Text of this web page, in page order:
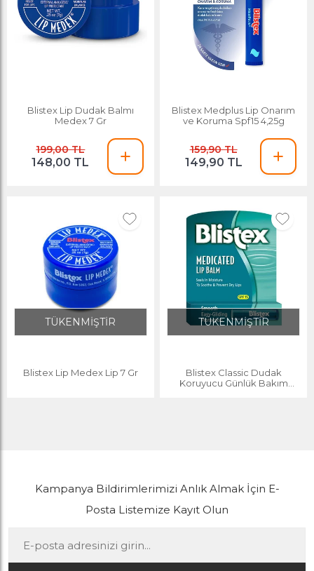
Blistex Lip Dudak Balmı
Medex 7 Gr
199,00 TL
148,00 TL
Blistex Medplus Lip Onarım
ve Koruma Spf15 4,25g
159,90 TL
149,90 TL
TÜKENMİŞTİR
Blistex Lip Medex Lip 7 Gr
TÜKENMİŞTİR
Blistex Classic Dudak
Koruyucu Günlük Bakım
Kampanya Bildirimlerimizi Anlık Almak İçin E-
Posta Listemize Kayıt Olun